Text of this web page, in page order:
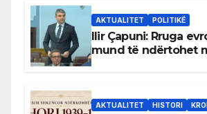
AKTUALITET POLITIKË
Ilir Çapuni: Rruga
mund të ndërtohet
AKTUALITET HISTORI